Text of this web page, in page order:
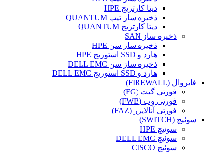
دیتا کارتریج HPE
ذخیره ساز تیپ QUANTUM
دیتا کارتریج QUANTUM
ذخیره ساز SAN
ذخیره ساز سن HPE
هارد و SSD استوریج HPE
ذخیره ساز سن DELL EMC
هارد و SSD استوریج DELL EMC
فایروال (FIREWALL)
فورتی گیت (FG)
فورتی وب (FWB)
فورتی آنالایزر (FAZ)
سوئیچ (SWITCH)
سوئیچ HPE
سوئیچ DELL EMC
سوئیچ CISCO